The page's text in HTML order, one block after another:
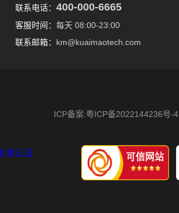
联系电话： 400-000-6665
客服时间： 每天 08:00-23:00
联系邮箱： km@kuaimaotech.com
ICP备案:粤ICP备2022144236号-4